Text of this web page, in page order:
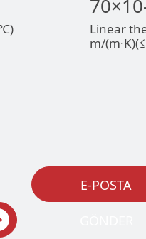
Linear
m/
E-POSTA